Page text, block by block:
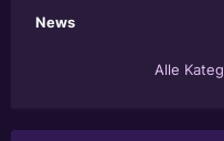
News
Alle